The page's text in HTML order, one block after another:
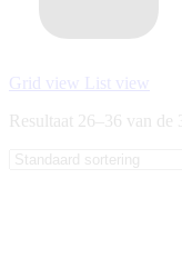
Grid view List view
Resultaat 26–36 van de